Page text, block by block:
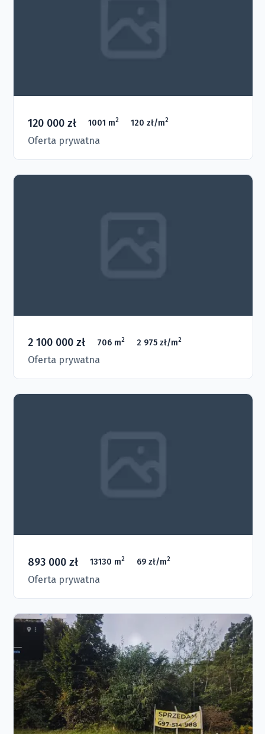
120 000 zł 1001 m2 120 zł/m2
Oferta prywatna
2 100 000 zł 706 m2 2 975 zł/m2
Oferta prywatna
893 000 zł 13130 m2 69 zł/m2
Oferta prywatna